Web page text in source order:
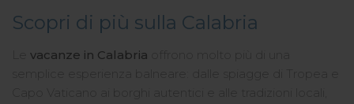
Scopri di più sulla Calabria
vacanze in Calabria